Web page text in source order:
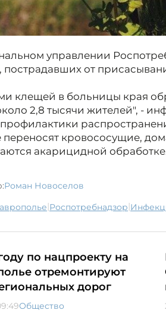
управлении
пострадавших от
клещей в больницы края
2,8 тысячи жителей", -
переносят кровососущие,
акарицидной
Роман Новоселов
| Роспотребнадзор|
по нацпроекту на
отремонтируют
дорог
Общество